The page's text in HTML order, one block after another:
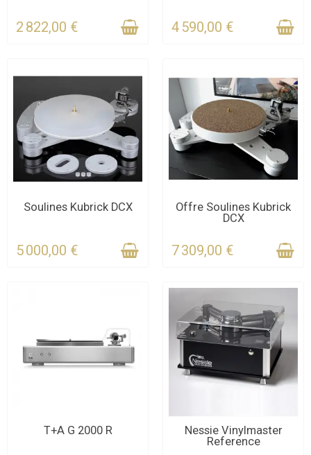
2 822,00 € 4 590,00 €
CONTACTEZ-NOUS
Soulines Kubrick DCX
5 000,00 €
CONTACTEZ-NOUS
POUR LE DÉLAI
Offre Soulines Kubrick
DCX
7 309,00 €
CONTACTEZ-NOUS
T+A G 2000 R
CONTACTEZ-NOUS
POUR LE DÉLAI
Nessie Vinylmaster
Reference